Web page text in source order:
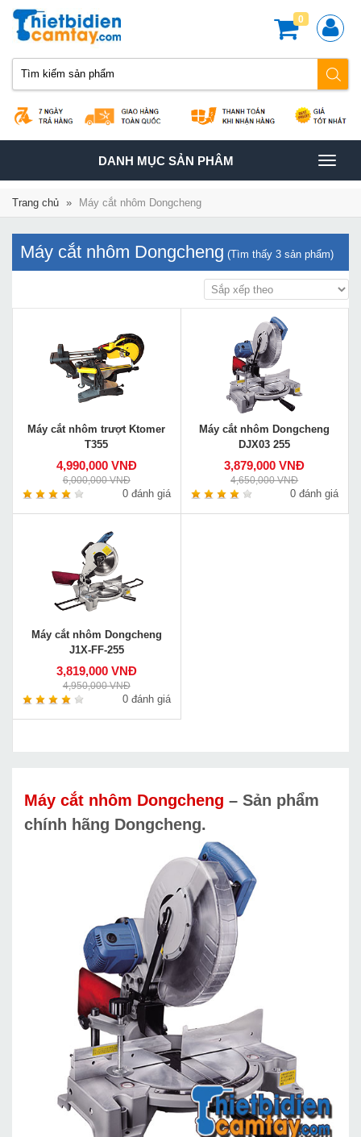
0
TOGGLE
NAVIGATION
DANH MỤC SẢN PHÂM
Trang chủ » Máy cắt nhôm Dongcheng
Máy cắt nhôm Dongcheng (Tìm thấy 3 sản phẩm)
Máy cắt nhôm trượt Ktomer
T355
4,990,000 VNĐ
6,000,000 VNĐ
0 đánh giá
Máy cắt nhôm Dongcheng
DJX03 255
3,879,000 VNĐ
4,650,000 VNĐ
0 đánh giá
Máy cắt nhôm Dongcheng
J1X-FF-255
3,819,000 VNĐ
4,950,000 VNĐ
0 đánh giá
Máy cắt nhôm Dongcheng – Sản phẩm
chính hãng Dongcheng.